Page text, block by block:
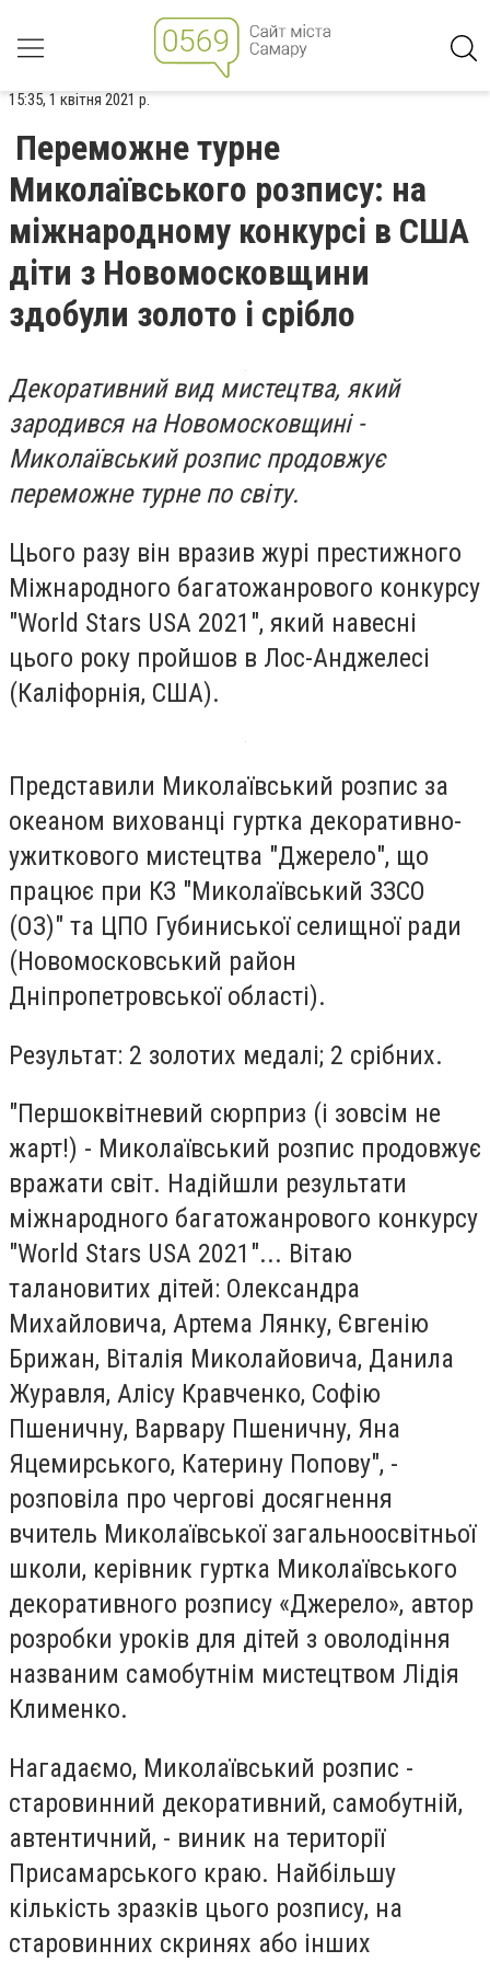
15:35, 1 квітня 2021 р.
Переможне турне
Миколаївського розпису: на
міжнародному конкурсі в США
діти з Новомосковщини
здобули золото і срібло
Декоративний вид мистецтва, який
зародився на Новомосковщині -
Миколаївський розпис продовжує
переможне турне по світу.
Цього разу він вразив журі престижного
Міжнародного багатожанрового конкурсу
"World Stars USA 2021", який навесні
цього року пройшов в Лос-Анджелесі
(Каліфорнія, США).
Представили Миколаївський розпис за
океаном вихованці гуртка декоративно-
ужиткового мистецтва "Джерело", що
працює при КЗ "Миколаївський ЗЗСО
(ОЗ)" та ЦПО Губиниської селищної ради
(Новомосковський район
Дніпропетровської області).
Результат: 2 золотих медалі; 2 срібних.
"Першоквітневий сюрприз (і зовсім не
жарт!) - Миколаївський розпис продовжує
вражати світ. Надійшли результати
міжнародного багатожанрового конкурсу
"World Stars USA 2021"... Вітаю
талановитих дітей: Олександра
Михайловича, Артема Лянку, Євгенію
Брижан, Віталія Миколайовича, Данила
Журавля, Алісу Кравченко, Софію
Пшеничну, Варвару Пшеничну, Яна
Яцемирського, Катерину Попову", -
розповіла про чергові досягнення
вчитель Миколаївської загальноосвітньої
школи, керівник гуртка Миколаївського
декоративного розпису «Джерело», автор
розробки уроків для дітей з оволодіння
названим самобутнім мистецтвом Лідія
Клименко.
Нагадаємо, Миколаївський розпис -
старовинний декоративний, самобутній,
автентичний, - виник на території
Присамарського краю. Найбільшу
кількість зразків цього розпису, на
старовинних скринях або інших